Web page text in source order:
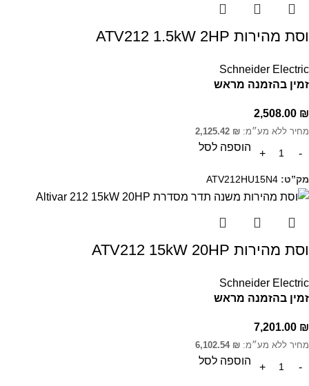
וסת מהירות ATV212 1.5kW 2HP
Schneider Electric
זמין בהזמנה מראש
2,508.00 ₪
מחיר ללא מע״מ: 2,125.42 ₪
הוספה לסל
מק”ט: ATV212HU15N4
וסת מהירות ATV212 15kW 20HP
Schneider Electric
זמין בהזמנה מראש
7,201.00 ₪
מחיר ללא מע״מ: 6,102.54 ₪
הוספה לסל